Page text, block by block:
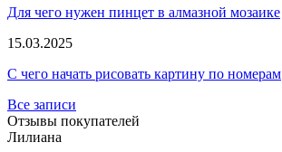
Для чего нужен пинцет в алмазной мозаике
15.03.2025
С чего начать рисовать картину по номерам
Все записи
Отзывы покупателей
Лилиана